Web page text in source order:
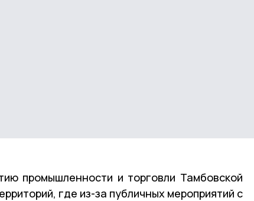
промышленности и торговли Тамбовской
где из-за публичных мероприятий с